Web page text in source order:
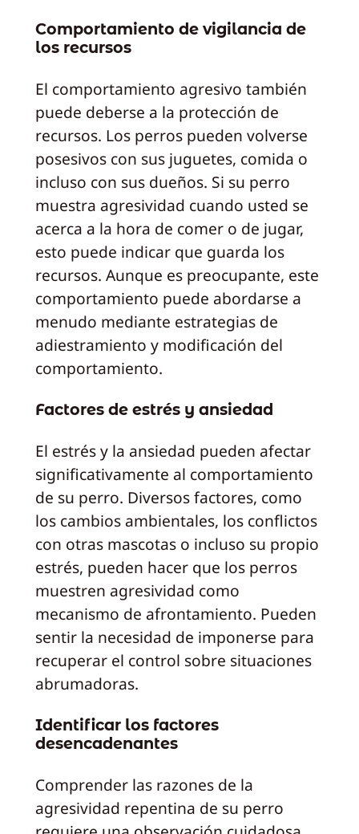
Comportamiento de vigilancia de
los recursos
El comportamiento agresivo también
puede deberse a la protección de
recursos. Los perros pueden volverse
posesivos con sus juguetes, comida o
incluso con sus dueños. Si su perro
muestra agresividad cuando usted se
acerca a la hora de comer o de jugar,
esto puede indicar que guarda los
recursos. Aunque es preocupante, este
comportamiento puede abordarse a
menudo mediante estrategias de
adiestramiento y modificación del
comportamiento.
Factores de estrés y ansiedad
El estrés y la ansiedad pueden afectar
significativamente al comportamiento
de su perro. Diversos factores, como
los cambios ambientales, los conflictos
con otras mascotas o incluso su propio
estrés, pueden hacer que los perros
muestren agresividad como
mecanismo de afrontamiento. Pueden
sentir la necesidad de imponerse para
recuperar el control sobre situaciones
abrumadoras.
Identificar los factores
desencadenantes
Comprender las razones de la
agresividad repentina de su perro